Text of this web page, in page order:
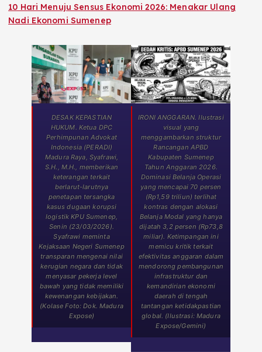
10 Hari Menuju Sensus Ekonomi 2026: Menakar Ulang
Nadi Ekonomi Sumenep
DESAK KEPASTIAN
HUKUM. Ketua DPC
Perhimpunan Advokat
Indonesia (PERADI)
Madura Raya, Syafrawi,
S.H., M.H., memberikan
keterangan terkait
berlarut-larutnya
penetapan tersangka
kasus dugaan korupsi
logistik KPU Sumenep,
Senin (23/03/2026).
Syafrawi meminta
Kejaksaan Negeri Sumenep
transparan mengenai nilai
kerugian negara dan tidak
menyasar pekerja level
bawah yang tidak memiliki
kewenangan kebijakan.
(Kolase Foto: Dok. Madura
Expose)
IRONI ANGGARAN. Ilustrasi
visual yang
menggambarkan struktur
Rancangan APBD
Kabupaten Sumenep
Tahun Anggaran 2026.
Dominasi Belanja Operasi
yang mencapai 70 persen
(Rp1,59 triliun) terlihat
kontras dengan alokasi
Belanja Modal yang hanya
dijatah 3,2 persen (Rp73,8
miliar). Ketimpangan ini
memicu kritik terkait
efektivitas anggaran dalam
mendorong pembangunan
infrastruktur dan
kemandirian ekonomi
daerah di tengah
tantangan ketidakpastian
global. (Ilustrasi: Madura
Expose/Gemini)